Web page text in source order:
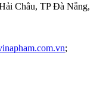
Châu, TP Đà Nẵng,
;